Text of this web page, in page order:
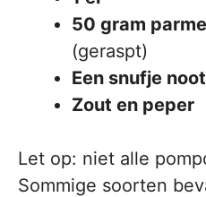
50 gram
(geraspt)
Een snufje
Zout en peper
Let op: niet alle
Sommige soorten